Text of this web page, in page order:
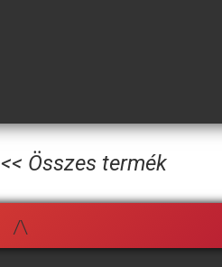
<< Összes termék
/\